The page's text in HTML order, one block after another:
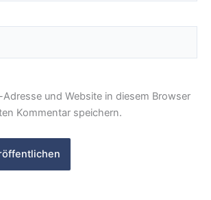
und Website in diesem Browser
Kommentar speichern.